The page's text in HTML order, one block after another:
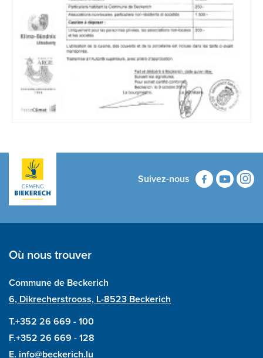
Suivez-nous
Où nous trouver
Commune de Beckerich
6, Dikrecherstrooss, L-8523 Beckerich
T.+352 26 669 - 100
F.+352 26 669 - 128
E. info@beckerich.lu